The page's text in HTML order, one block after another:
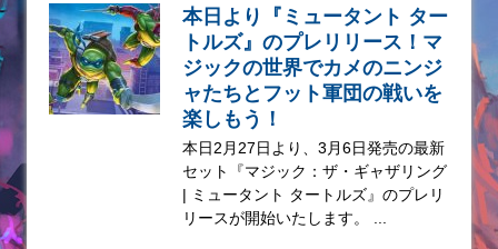
本日より『ミュータント ター
トルズ』のプレリリース！マ
ジックの世界でカメのニンジ
ャたちとフット軍団の戦いを
楽しもう！
本日2月27日より、3月6日発売の最新
セット『マジック：ザ・ギャザリング
| ミュータント タートルズ』のプレリ
リースが開始いたします。 ...